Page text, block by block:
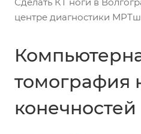
центре диагностики
томография
конечностей